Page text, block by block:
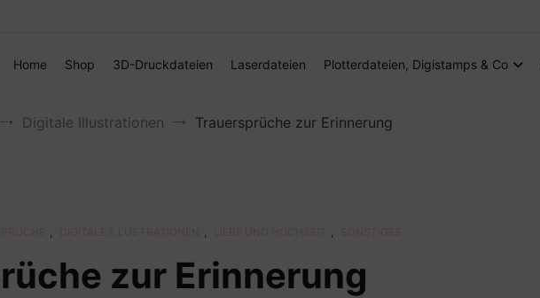
Home
Shop 3D-Druckdateien Laserdateien Plotterdateien, Digistamps & Co
Digitale Illustrationen Trauersprüche zur Erinnerung
, , ,
zur Erinnerung